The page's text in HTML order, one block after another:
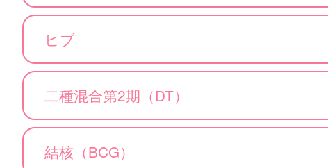
ヒブ
二種混合第2期（DT）
結核（BCG）